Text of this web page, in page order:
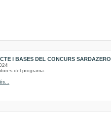
I BASES DEL CONCURS SARDAZERO
del programa: